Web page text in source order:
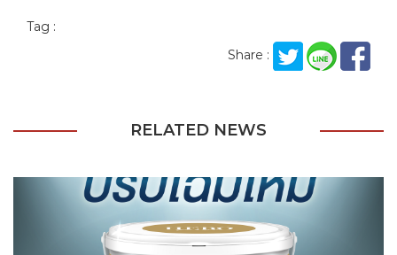
Tag :
Share :
RELATED NEWS